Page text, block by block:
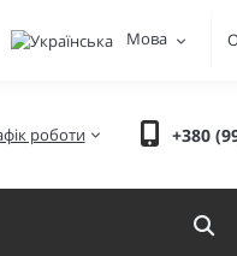
Мова
роботи +380